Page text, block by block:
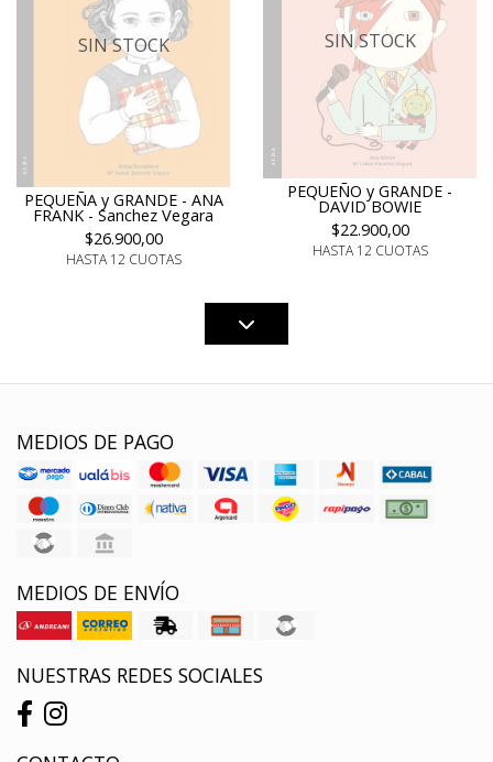
SIN STOCK
PEQUEÑA y GRANDE - ANA
FRANK - Sanchez Vegara
$26.900,00
HASTA 12 CUOTAS
SIN STOCK
PEQUEÑO y GRANDE -
DAVID BOWIE
$22.900,00
HASTA 12 CUOTAS
MEDIOS DE PAGO
MEDIOS DE ENVÍO
NUESTRAS REDES SOCIALES